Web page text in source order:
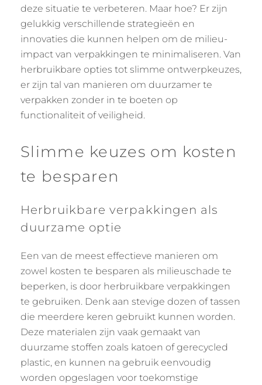
deze situatie te verbeteren. Maar hoe? Er zijn
gelukkig verschillende strategieën en
innovaties die kunnen helpen om de milieu-
impact van verpakkingen te minimaliseren. Van
herbruikbare opties tot slimme ontwerpkeuzes,
er zijn tal van manieren om duurzamer te
verpakken zonder in te boeten op
functionaliteit of veiligheid.
Slimme keuzes om kosten
te besparen
Herbruikbare verpakkingen als
duurzame optie
Een van de meest effectieve manieren om
zowel kosten te besparen als milieuschade te
beperken, is door herbruikbare verpakkingen
te gebruiken. Denk aan stevige dozen of tassen
die meerdere keren gebruikt kunnen worden.
Deze materialen zijn vaak gemaakt van
duurzame stoffen zoals katoen of gerecycled
plastic, en kunnen na gebruik eenvoudig
worden opgeslagen voor toekomstige